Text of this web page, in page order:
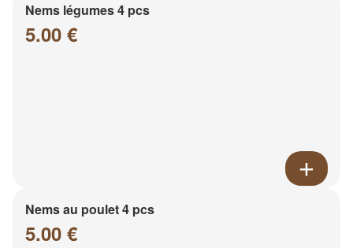
Nems légumes 4 pcs
5.00 €
Nems au poulet 4 pcs
5.00 €